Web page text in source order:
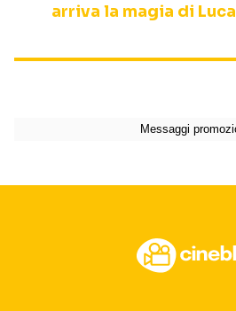
arriva la magia di Luca